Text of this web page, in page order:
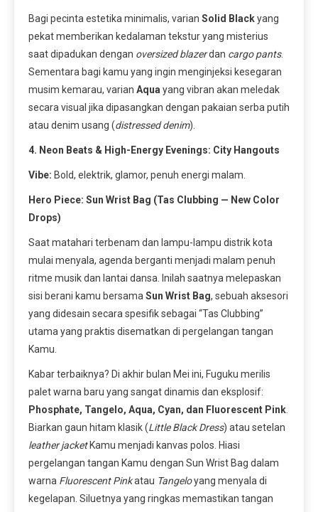
Bagi pecinta estetika minimalis, varian Solid Blackyang
pekat memberikan kedalaman tekstur yang misterius
saat dipadukan dengan oversized blazerdan cargo pants.
Sementara bagi kamu yang ingin menginjeksi kesegaran
musim kemarau, varian Aqua yang vibran akan meledak
secara visual jika dipasangkan dengan pakaian serba putih
atau denim usang (distressed denim).
4. Neon Beats & High-Energy Evenings: City Hangouts
Vibe: Bold, elektrik, glamor, penuh energi malam.
Hero Piece: Sun Wrist Bag (Tas Clubbing — New Color
Drops)
Saat matahari terbenam dan lampu-lampu distrik kota
mulai menyala, agenda berganti menjadi malam penuh
ritme musik dan lantai dansa. Inilah saatnya melepaskan
sisi berani kamu bersama Sun Wrist Bag, sebuah aksesori
yang didesain secara spesifik sebagai “Tas Clubbing”
utama yang praktis disematkan di pergelangan tangan
Kamu.
Kabar terbaiknya? Di akhir bulan Mei ini, Fuguku merilis
palet warna baru yang sangat dinamis dan eksplosif:
Phosphate, Tangelo, Aqua, Cyan, dan Fluorescent Pink
Biarkan gaun hitam klasik (Little Black Dress) atau setelan
leather jacketKamu menjadi kanvas polos. Hiasi
pergelangan tangan Kamu dengan Sun Wrist Bag dalam
warna Fluorescent Pinkatau Tangeloyang menyala di
kegelapan. Siluetnya yang ringkas memastikan tangan